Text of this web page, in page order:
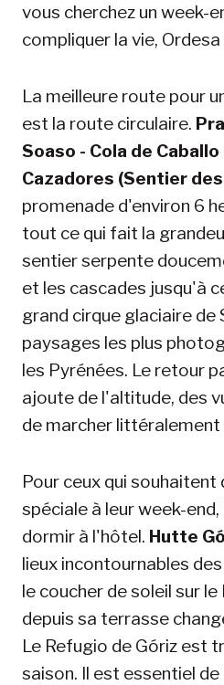
vous cherchez un week-
compliquer la vie,
La meilleure route pour
est la route circulaire.
Soaso - Cola de
Cazadores (Sentier
promenade d'environ 6
tout ce qui fait la
sentier serpente
et les cascades jusqu'à
grand cirque glaciaire de
paysages les plus
les Pyrénées. Le retour
ajoute de l'altitude, des
de marcher littéralement
Pour ceux qui souhaitent
spéciale à leur week-
dormir à l'hôtel. Hutte
lieux incontournables
le coucher de soleil sur
depuis sa terrasse
Le Refugio de Góriz est
saison. Il est essentiel